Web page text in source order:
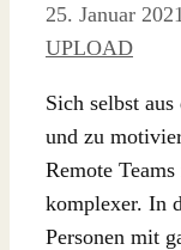
25. Januar 2021
UPLOAD
Sich selbst
und zu
Remote
komplexer. In
Personen mit